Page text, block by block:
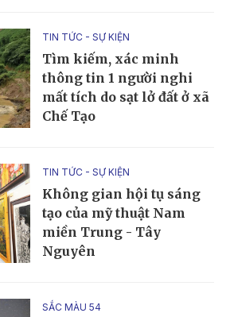
TIN TỨC - SỰ KIỆN
Tìm kiếm, xác minh
thông tin 1 người nghi
mất tích do sạt lở đất ở xã
Chế Tạo
TIN TỨC - SỰ KIỆN
Không gian hội tụ sáng
tạo của mỹ thuật Nam
miền Trung - Tây
Nguyên
SẮC MÀU 54